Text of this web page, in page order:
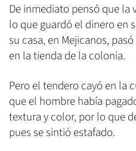
De inmediato pensó que la
lo que guardó el dinero en
su casa, en Mejicanos,
en la tienda de la colonia.
Pero el tendero cayó en la
que el hombre había
textura y color, por lo que
pues se sintió estafado.